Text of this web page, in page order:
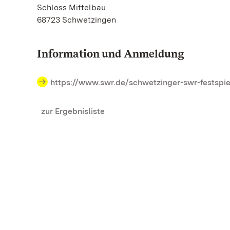
Schloss Mittelbau
68723 Schwetzingen
Information und Anmeldung
https://www.swr.de/schwetzinger-swr-
zur Ergebnisliste